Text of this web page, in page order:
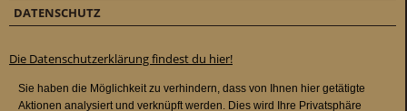
DATENSCHUTZ
Die Datenschutzerklärung findest du hier!